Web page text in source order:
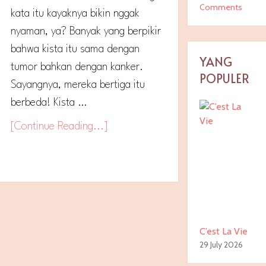
kata itu kayaknya bikin nggak
nyaman, ya? Banyak yang berpikir
bahwa kista itu sama dengan
tumor bahkan dengan kanker.
Sayangnya, mereka bertiga itu
berbeda! Kista …
[Continue Reading...]
Comments
YANG
POPULER
C’est La Vie
29 July 2026